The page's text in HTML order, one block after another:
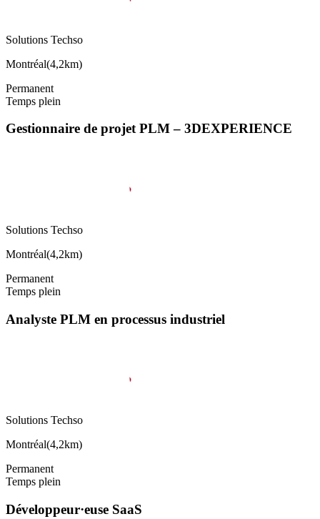
Solutions Techso
Montréal(4,2km)
Permanent
Temps plein
Gestionnaire de projet PLM – 3DEXPERIENCE
Solutions Techso
Montréal(4,2km)
Permanent
Temps plein
Analyste PLM en processus industriel
Solutions Techso
Montréal(4,2km)
Permanent
Temps plein
Développeur·euse SaaS